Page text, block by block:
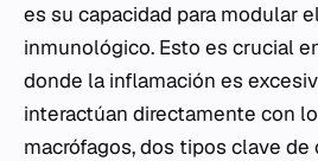
es su capacidad para modular
inmunológico. Esto es crucial
donde la inflamación es
interactúan directamente con
macrófagos, dos tipos clave